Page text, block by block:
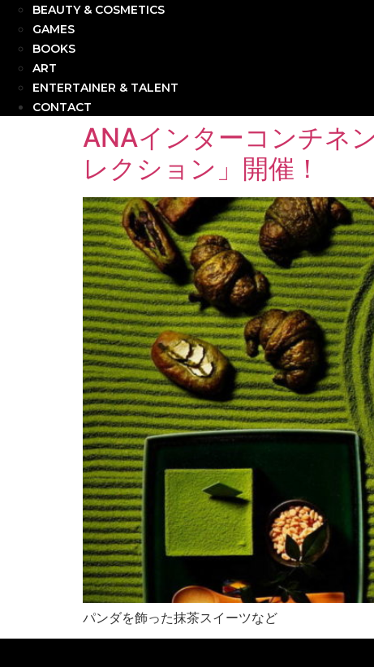
BEAUTY & COSMETICS
GAMES
BOOKS
ART
ENTERTAINER & TALENT
CONTACT
ANAインターコンチネ
レクション」開催！
パンダを飾った抹茶スイーツなど